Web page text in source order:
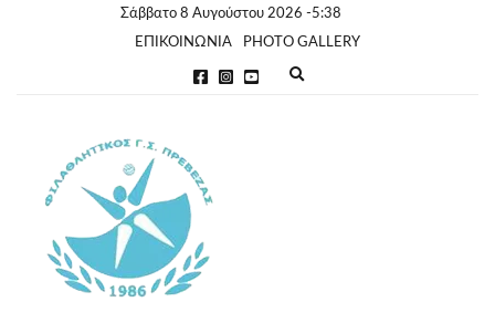
Σάββατο 8 Αυγούστου 2026 -5:38
ΕΠΙΚΟΙΝΩΝΙΑ
PHOTO GALLERY